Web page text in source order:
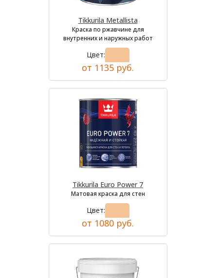
Tikkurila Metallista
Краска по ржавчине для
внутренних и наружных работ
Цвет:
от 1135 руб.
Tikkurila Euro Power 7
Матовая краска для стен
Цвет:
от 1080 руб.